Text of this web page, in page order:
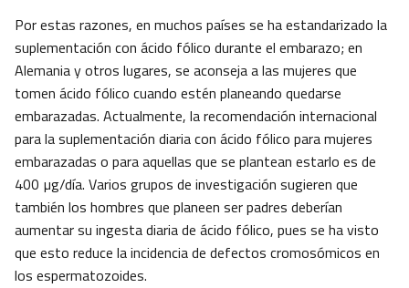
Por estas razones, en muchos países se ha estandarizado la
suplementación con ácido fólico durante el embarazo; en
Alemania y otros lugares, se aconseja a las mujeres que
tomen ácido fólico cuando estén planeando quedarse
embarazadas. Actualmente, la recomendación internacional
para la suplementación diaria con ácido fólico para mujeres
embarazadas o para aquellas que se plantean estarlo es de
400 µg/día. Varios grupos de investigación sugieren que
también los hombres que planeen ser padres deberían
aumentar su ingesta diaria de ácido fólico, pues se ha visto
que esto reduce la incidencia de defectos cromosómicos en
los espermatozoides.